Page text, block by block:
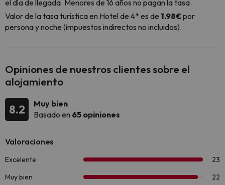
el día de llegada. Menores de 16 años no pagan la tasa.
Valor de la tasa turística en Hotel de 4* es de 1.98€por
persona y noche (impuestos indirectos no incluidos).
Opiniones de nuestros clientes sobre el
alojamiento
8.2
Muy bien
Basado en 65 opiniones